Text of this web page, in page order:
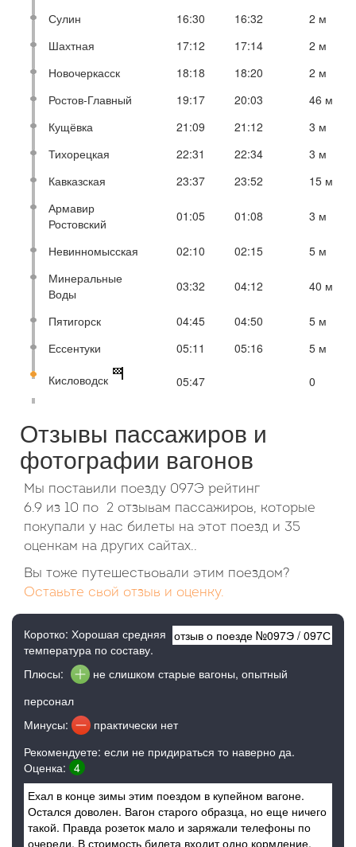
Сулин
16:30 16:32
2 м
Шахтная
17:12 17:14
2 м
Новочеркасск
18:18 18:20
2 м
Ростов-Главный
19:17 20:03
46 м
Кущёвка
21:09 21:12
3 м
Тихорецкая
22:31 22:34
3 м
Кавказская
23:37 23:52
15 м
Армавир
Ростовский
01:05 01:08 3 м
Невинномысская 02:10 02:15
5 м
Минеральные
Воды
03:32 04:12 40 м
Пятигорск 04:45 04:50
5 м
Ессентуки
05:11 05:16
5 м
Кисловодск
05:47 0
Отзывы пассажиров и
фотографии вагонов
Мы поставили поезду 097Э рейтинг
6.9 из 10 по
2 отзывам пассажиров, которые
покупали у нас билеты на этот поезд и 35
оценкам на других сайтах..
Вы тоже путешествовали этим поездом?
Оставьте свой отзыв и оценку.
отзыв о поезде №097Э / 097С
Коротко: Хорошая средняя
температура по составу.
Плюсы:
не слишком старые вагоны, опытный
персонал
Минусы:
практически нет
Рекомендуете: если не придираться то наверно да.
Оценка: 4
Ехал в конце зимы этим поездом в купейном вагоне.
Остался доволен. Вагон старого образца, но еще ничего
такой. Правда розеток мало и заряжали телефоны по
очереди. В стоимость билета входит одно кормление.